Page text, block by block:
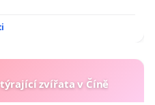
zvířata v Číně